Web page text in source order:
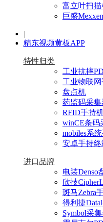
富立叶扫描
巨盛
|
精东视频黄板APP
特性归类
工业抗摔
工业物联网
盘点机
药监码采集
RFID手持
winCE条码
mobiles系
安卓手持终
进口品牌
电装Denso
欣技
斑马Zebra
得利捷
Symbol采